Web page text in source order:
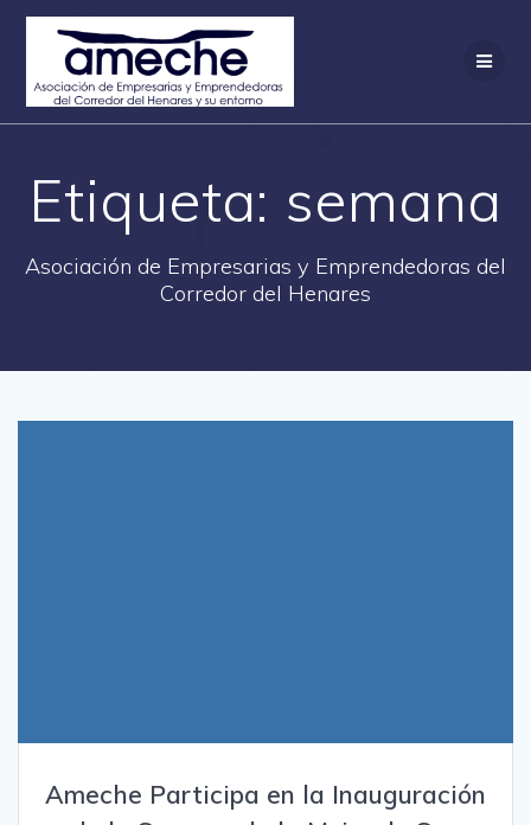
Saltar
Etiqueta: semana
Asociación de Empresarias y Emprendedoras del
Corredor del Henares
Ameche Participa en la Inauguración